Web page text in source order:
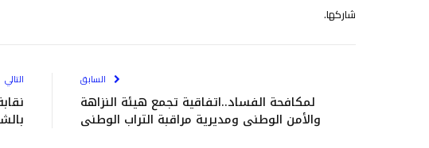
شاركها.
السابق
لمكافحة الفساد..اتفاقية تجمع هيئة النزاهة
والأمن الوطني ومديرية مراقبة التراب الوطني
التالي